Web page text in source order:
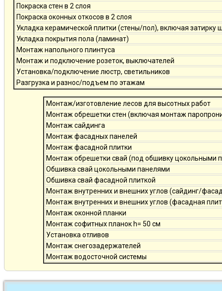
Покраска стен в 2 слоя
Покраска оконных откосов в 2 слоя
Укладка керамической плитки (стены/пол), включая затирку
Укладка покрытия пола (ламинат)
Монтаж напольного плинтуса
Монтаж и подключение розеток, выключателей
Установка/подключение люстр, светильников
Разгрузка и разнос/подъем по этажам
Монтаж/изготовление лесов для высотных работ
Монтаж обрешетки стен (включая монтаж
Монтаж сайдинга
Монтаж фасадных панелей
Монтаж фасадной плитки
Монтаж обрешетки свай (под обшивку цокольными
Обшивка свай цокольными панелями
Обшивка свай фасадной плиткой
Монтаж внутренних и внешних углов (сайдинг/
Монтаж внутренних и внешних углов (фасадная
Монтаж оконной планки
Монтаж софитных планок h= 50 см
Установка отливов
Монтаж снегозадержателей
Монтаж водосточной системы